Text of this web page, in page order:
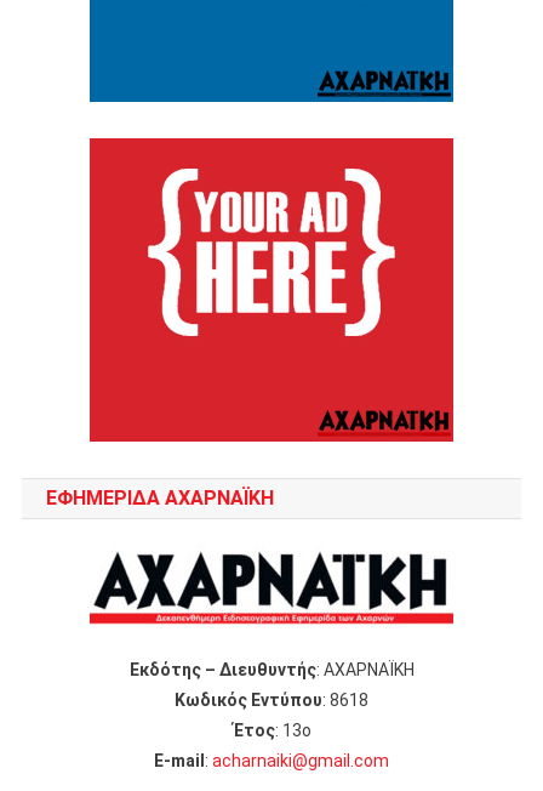
ΕΦΗΜΕΡΙΔΑ ΑΧΑΡΝΑΪΚΗ
Εκδότης – Διευθυντής: ΑΧΑΡΝΑΪΚΗ
Κωδικός Εντύπου: 8618
Έτος: 13ο
Ε-mail : acharnaiki@gmail.com